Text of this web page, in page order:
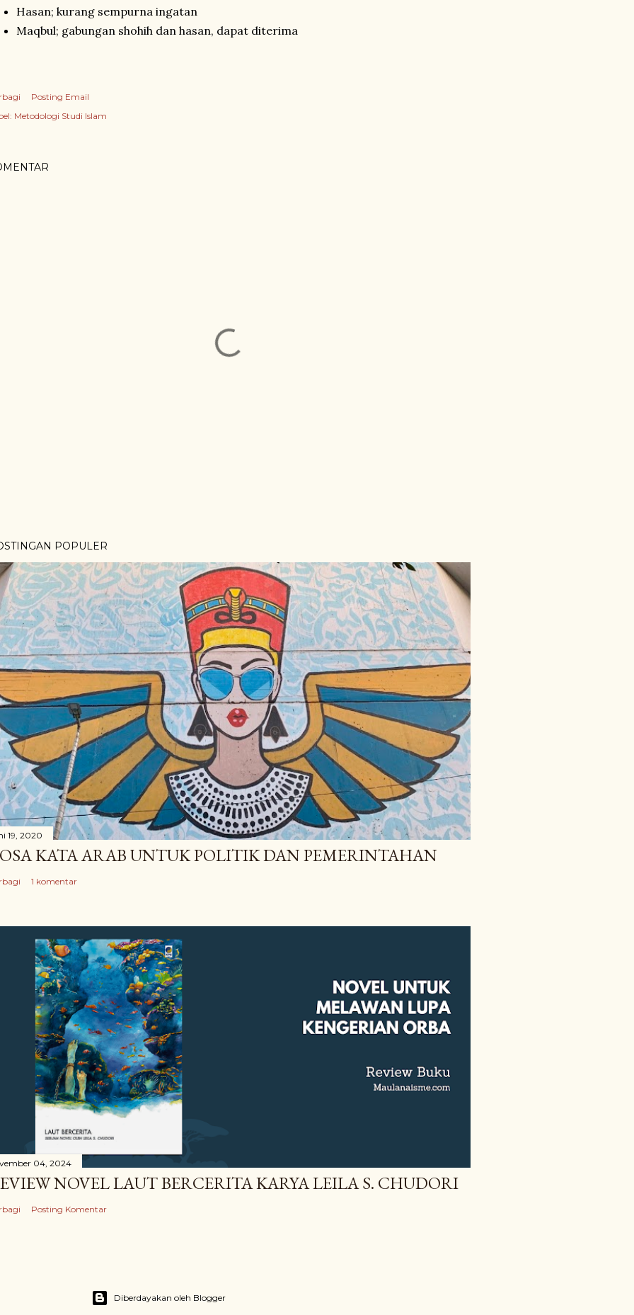
Hasan; kurang sempurna ingatan
Maqbul; gabungan shohih dan hasan, dapat diterima
Posting Email
Metodologi Studi Islam
POPULER
19, 2020
KATA ARAB UNTUK POLITIK DAN PEMERINTAHAN
1 komentar
04, 2024
NOVEL LAUT BERCERITA KARYA LEILA S. CHUDORI
Posting Komentar
Diberdayakan oleh Blogger